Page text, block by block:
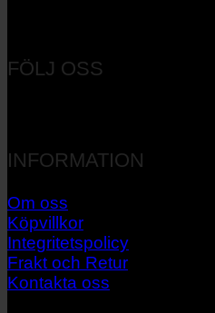
FÖLJ OSS
INFORMATION
Om oss
Köpvillkor
Integritetspolicy
Frakt och Retur
Kontakta oss